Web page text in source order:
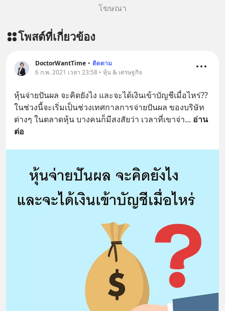
โฆษณา
โพสต์ที่เกี่ยวข้อง
DoctorWantTime • ติดตาม
6 ก.พ. 2021 เวลา 23:58 • หุ้น & เศรษฐกิจ
หุ้นจ่ายปันผล จะคิดยังไง และจะได้เงินเข้าบัญชีเมื่อไหร่??
ในช่วงนี้จะเริ่มเป็นช่วงเทศกาลการจ่ายปันผล ของบริษัท
ต่างๆ ในตลาดหุ้น บางคนก็มีสงสัยว่า เวลาที่เขาจ่า... อ่าน
ต่อ